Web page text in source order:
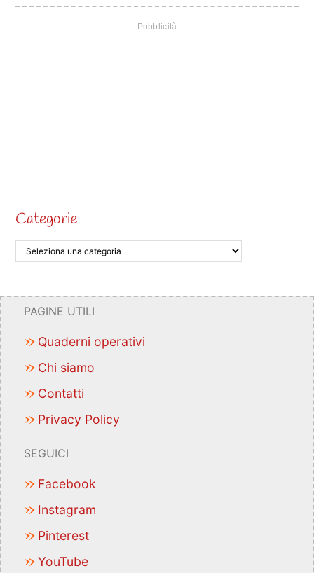
Categorie
PAGINE UTILI
Quaderni operativi
Chi siamo
Contatti
Privacy Policy
SEGUICI
Facebook
Instagram
Pinterest
YouTube